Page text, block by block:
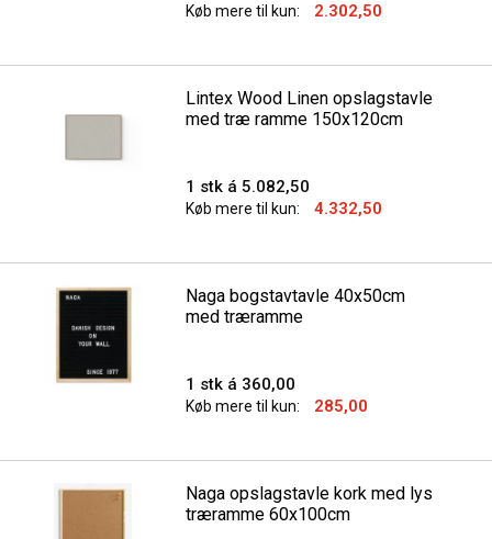
Køb mere til kun: 2.302,50
Lintex Wood Linen opslagstavle
med træ ramme 150x120cm
1 stk á 5.082,50
Køb mere til kun: 4.332,50
Naga bogstavtavle 40x50cm
med træramme
1 stk á 360,00
Køb mere til kun: 285,00
Naga opslagstavle kork med lys
træramme 60x100cm